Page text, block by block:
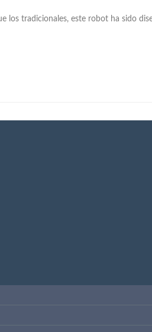
los tradicionales, este robot ha sido